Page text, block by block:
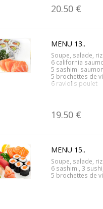
20.50 €
MENU 13..
Soupe, salade, riz
6 california
5 sashimi saumon
5 brochettes de
6 raviolis poulet
19.50 €
MENU 15..
Soupe, salade, riz
6 sashimi, 3
5 brochettes de